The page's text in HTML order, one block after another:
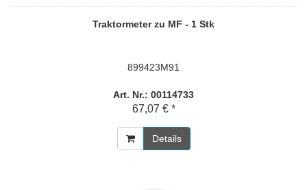
Traktormeter zu MF - 1 Stk
899423M91
Art. Nr.: 00114733
67,07 € *
Details